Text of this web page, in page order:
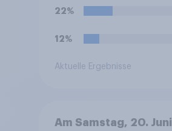
gegen Südafrika.
Abend verfolgen?
22%
12%
Aktuelle Ergebnisse
Am Samstag, 20.